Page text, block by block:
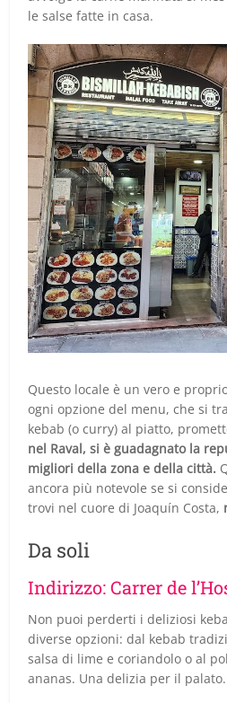
le salse fatte in casa.
Questo locale è un vero e
ogni opzione del menu, che si
kebab (o curry) al piatto,
nel Raval, si è guadagnato la
migliori della zona e della città.
ancora più notevole se si
trovi nel cuore di Joaquín Costa,
Da soli
Indirizzo: Carrer de
Non puoi perderti i deliziosi
diverse opzioni: dal kebab
salsa di lime e coriandolo o al
ananas. Una delizia per il palato.